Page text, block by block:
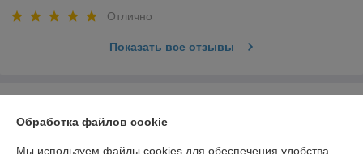
Отлично
Показать все отзывы
Обработка файлов cookie
Мы используем файлы cookies для обеспечения удобства